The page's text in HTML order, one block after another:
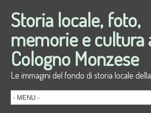
Storia locale, foto,
memorie e cultura
Cologno Monzese
Le immagini del fondo di storia locale